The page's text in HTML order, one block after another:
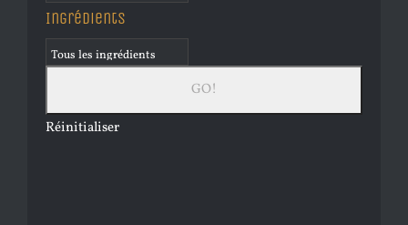
Ingrédients
Réinitialiser